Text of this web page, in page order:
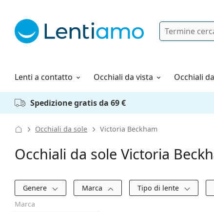
Ricerca
Lenti a contatto
Soluzioni Occhiali da vista Occhiali
Tutto sugli acquisti
Spedizione gratis da 69 €
Occhiali da sole Victoria Beckham
Occhiali da sole Victoria
Filtri
Genere Marca Tipo di lente
Marca